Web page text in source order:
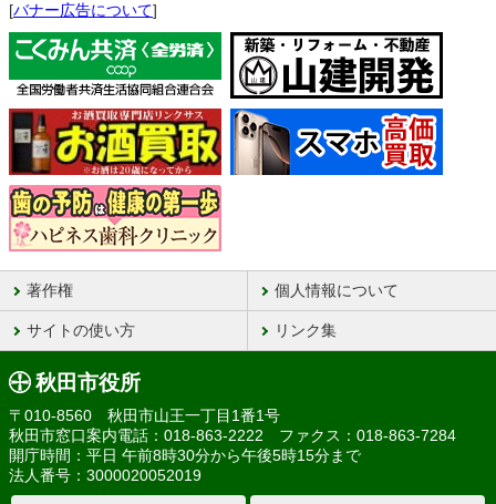
[バナー広告について]
著作権 個人情報について
サイトの使い方 リンク集
秋田市役所
〒010-8560 秋田市山王一丁目1番1号
秋田市窓口案内電話：018-863-2222 ファクス：018-863-7284
開庁時間：平日 午前8時30分から午後5時15分まで
法人番号：3000020052019